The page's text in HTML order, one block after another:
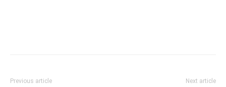
Previous article Next article